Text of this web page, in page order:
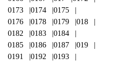
0173
0174
0175
0176
0178 0179
018
0182
0183
0184
0185
0186 0187
019
0191
0192
0193